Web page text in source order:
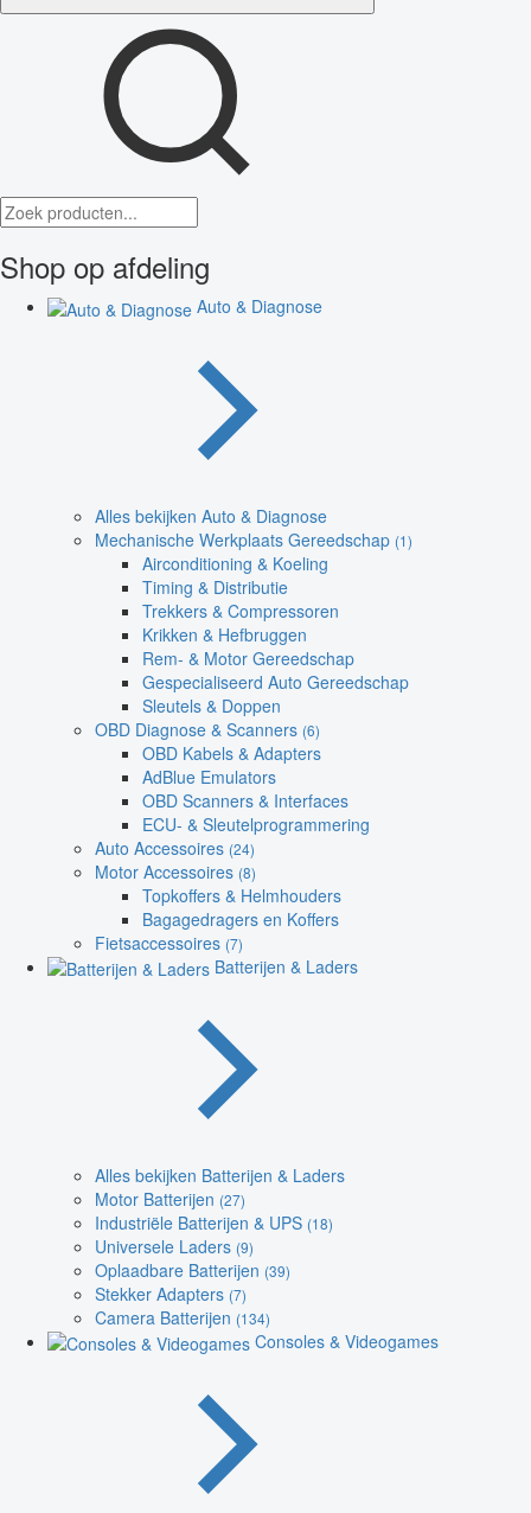
Shop op afdeling
Auto & Diagnose
Alles bekijken Auto & Diagnose
Mechanische Werkplaats Gereedschap (1)
Airconditioning & Koeling
Timing & Distributie
Trekkers & Compressoren
Krikken & Hefbruggen
Rem- & Motor Gereedschap
Gespecialiseerd Auto Gereedschap
Sleutels & Doppen
OBD Diagnose & Scanners (6)
OBD Kabels & Adapters
AdBlue Emulators
OBD Scanners & Interfaces
ECU- & Sleutelprogrammering
Auto Accessoires (24)
Motor Accessoires (8)
Topkoffers & Helmhouders
Bagagedragers en Koffers
Fietsaccessoires (7)
Batterijen & Laders
Alles bekijken Batterijen & Laders
Motor Batterijen (27)
Industriële Batterijen & UPS (18)
Universele Laders (9)
Oplaadbare Batterijen (39)
Stekker Adapters (7)
Camera Batterijen (134)
Consoles & Videogames